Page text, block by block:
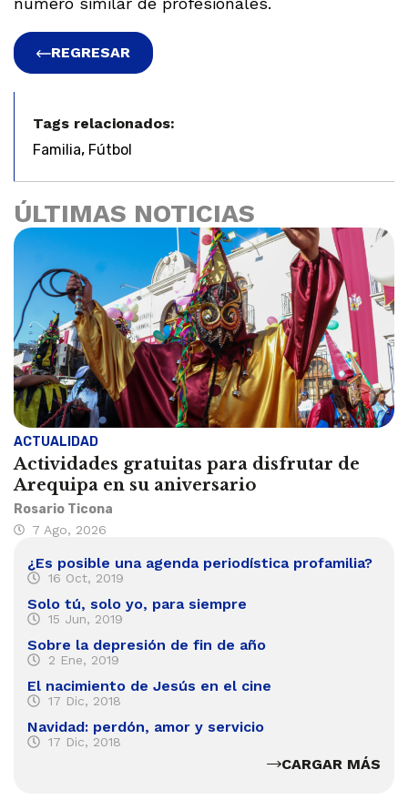
REGRESAR
Tags relacionados:
Familia, Fútbol
ÚLTIMAS NOTICIAS
ACTUALIDAD
Actividades gratuitas para disfrutar de
Arequipa en su aniversario
Rosario Ticona
7 Ago, 2026
¿Es posible una agenda periodística profamilia?
16 Oct, 2019
Solo tú, solo yo, para siempre
15 Jun, 2019
Sobre la depresión de fin de año
2 Ene, 2019
El nacimiento de Jesús en el cine
17 Dic, 2018
Navidad: perdón, amor y servicio
17 Dic, 2018
CARGAR MÁS